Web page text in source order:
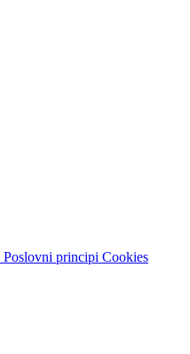
Poslovni principi Cookies